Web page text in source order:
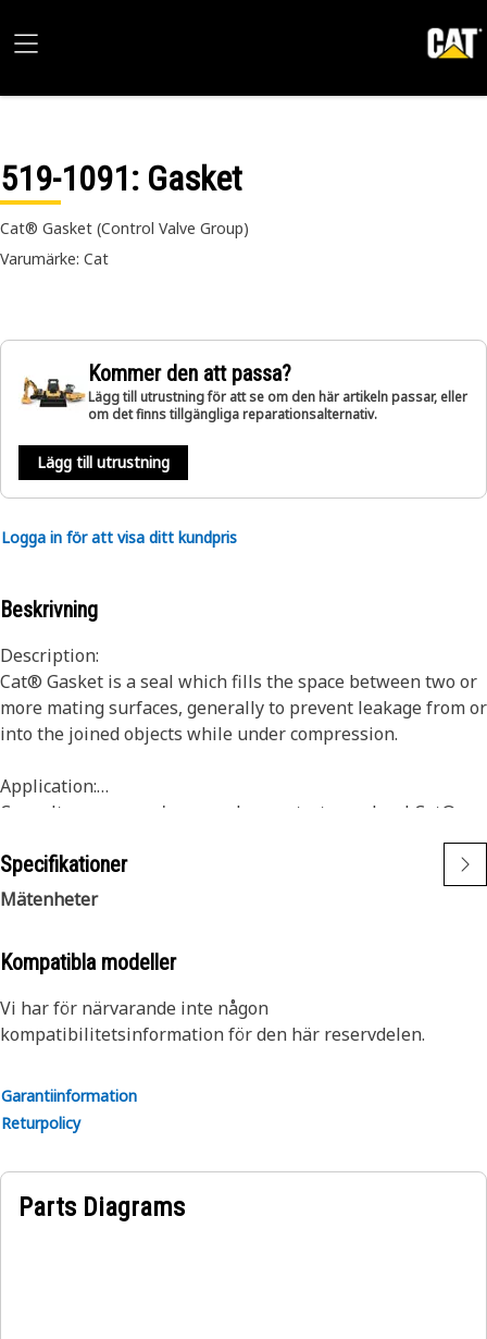
519-1091: Gasket
Cat® Gasket (Control Valve Group)
Varumärke: Cat
Kommer den att passa?
Lägg till utrustning för att se om den här artikeln passar, eller
om det finns tillgängliga reparationsalternativ.
Lägg till utrustning
Logga in för att visa ditt kundpris
Beskrivning
Description:
Cat® Gasket is a seal which fills the space between two or
more mating surfaces, generally to prevent leakage from or
into the joined objects while under compression.
Application:
Consult your owner's manual or contact your local Cat®
Specifikationer
Mätenheter
Kompatibla modeller
Vi har för närvarande inte någon
kompatibilitetsinformation för den här reservdelen.
Garantiinformation
Returpolicy
Parts Diagrams